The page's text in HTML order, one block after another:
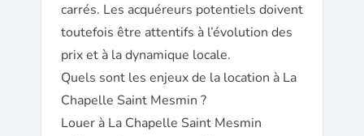
carrés. Les acquéreurs potentiels doivent
toutefois être attentifs à l’évolution des
prix et à la dynamique locale.
Quels sont les enjeux de la location à La
Chapelle Saint Mesmin ?
Louer à La Chapelle Saint Mesmin